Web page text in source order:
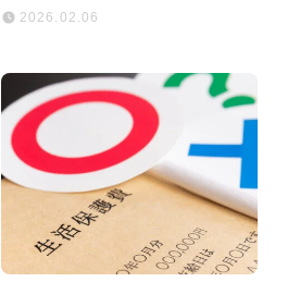
2026.02.06